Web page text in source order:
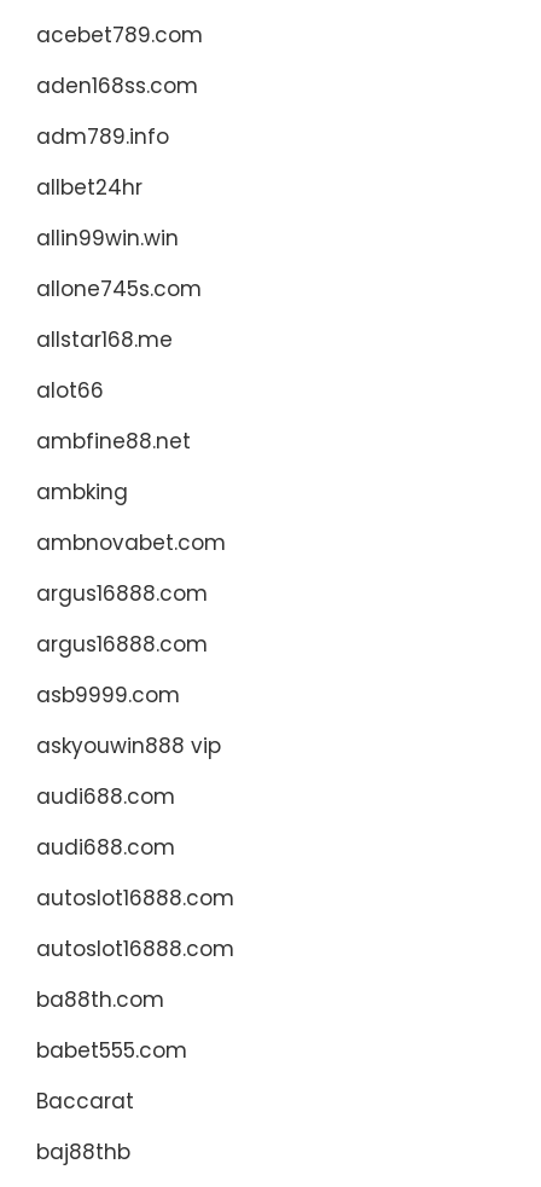
acebet789.com
aden168ss.com
adm789.info
allbet24hr
allin99win.win
allone745s.com
allstar168.me
alot66
ambfine88.net
ambking
ambnovabet.com
argus16888.com
argus16888.com
asb9999.com
askyouwin888 vip
audi688.com
audi688.com
autoslot16888.com
autoslot16888.com
ba88th.com
babet555.com
Baccarat
baj88thb